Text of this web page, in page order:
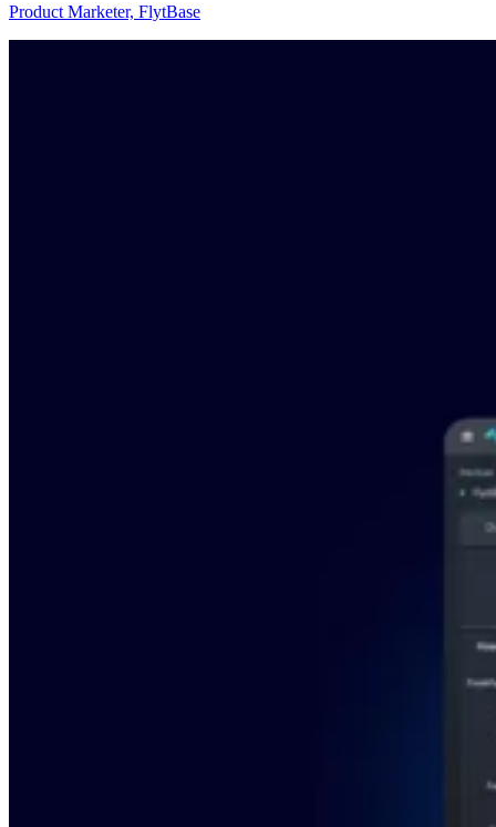
Product Marketer, FlytBase